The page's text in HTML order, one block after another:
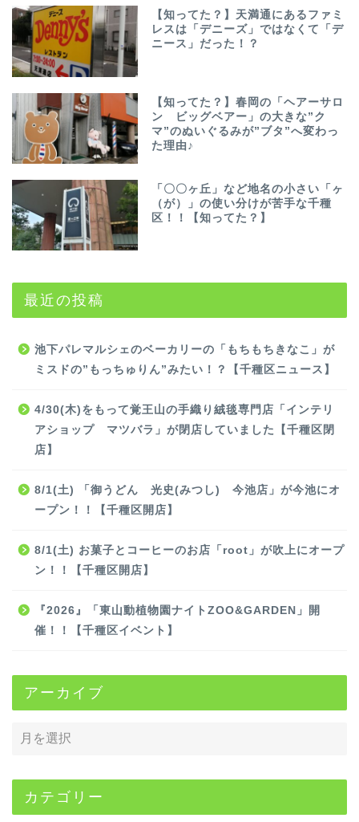
【知ってた？】天満通にあるファミ
レスは「デニーズ」ではなくて「デ
ニース」だった！？
【知ってた？】春岡の「ヘアーサロ
ン ビッグベアー」の大きな”ク
マ”のぬいぐるみが”ブタ”へ変わっ
た理由♪
「〇〇ヶ丘」など地名の小さい「ヶ
（が）」の使い分けが苦手な千種
区！！【知ってた？】
最近の投稿
池下パレマルシェのベーカリーの「もちもちきなこ」が
ミスドの”もっちゅりん”みたい！？【千種区ニュース】
4/30(木)をもって覚王山の手織り絨毯専門店「インテリ
アショップ マツバラ」が閉店していました【千種区閉
店】
8/1(土) 「御うどん 光史(みつし) 今池店」が今池にオ
ープン！！【千種区開店】
8/1(土) お菓子とコーヒーのお店「root」が吹上にオープ
ン！！【千種区開店】
『2026』「東山動植物園ナイトZOO&GARDEN」開
催！！【千種区イベント】
アーカイブ
カテゴリー